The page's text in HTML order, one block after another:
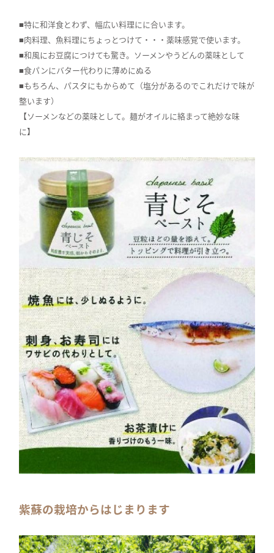
■特に和洋食とわず、幅広い料理にに合います。
■肉料理、魚料理にちょっとつけて・・・薬味感覚で使います。
■和風にお豆腐につけても驚き。ソーメンやうどんの薬味として
■食パンにバター代わりに薄めにぬる
■もちろん、パスタにもからめて（塩分があるのでこれだけで味が
整います）
【ソーメンなどの薬味として。麺がオイルに絡まって絶妙な味
に】
紫蘇の栽培からはじまります